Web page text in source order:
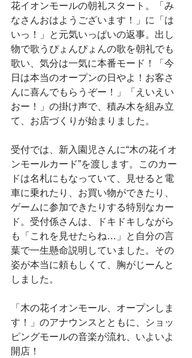
花イオンモールの朝礼スタート。「み
なさんおはようございます！」に「は
いっ！」と元気いっぱいの返事。出し
物で歌うぴょんぴょんの歌を朝礼でも
歌い、気分は一気に本番モード！「今
日は本当のオープンの日やよ！お客さ
んに喜んでもらうぞー！」「えいえい
おー！」の掛け声で、積み木を組み立
て、お店づくりが始まりました。
受付では、新入園児さんに“木の花イオ
ンモールカード”を渡します。このカー
ドは名札にもなっていて、見せると電
車に乗れたり、お買い物ができたり、
ゲームに参加できたりする特別なカー
ド。受付係さんは、ドキドキしながら
も「これを見せたらね…」と自分の言
葉で一生懸命説明していました。その
姿が本当に頼もしくて、胸がじーんと
しました。
「木の花イオンモール、オープンしま
す！」のアナウンスとともに、ショッ
ピングモールの音楽が流れ、いよいよ
開店！